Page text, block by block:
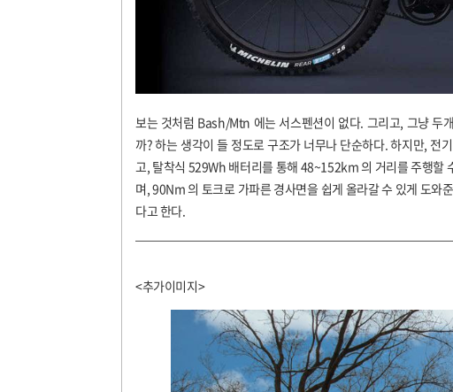
보는 것처럼 Bash/Mtn 에는 서스펜션이 없다. 그리고, 그냥 두
까? 하는 생각이 들 정도로 구조가 너무나 단순하다. 하지만, 전
고, 탈착식 529Wh 배터리를 통해 48~152km 의 거리를 주행할
며, 90Nm 의 토크로 가파른 경사면을 쉽게 올라갈 수 있게 도
다고 한다.
<추가이미지>